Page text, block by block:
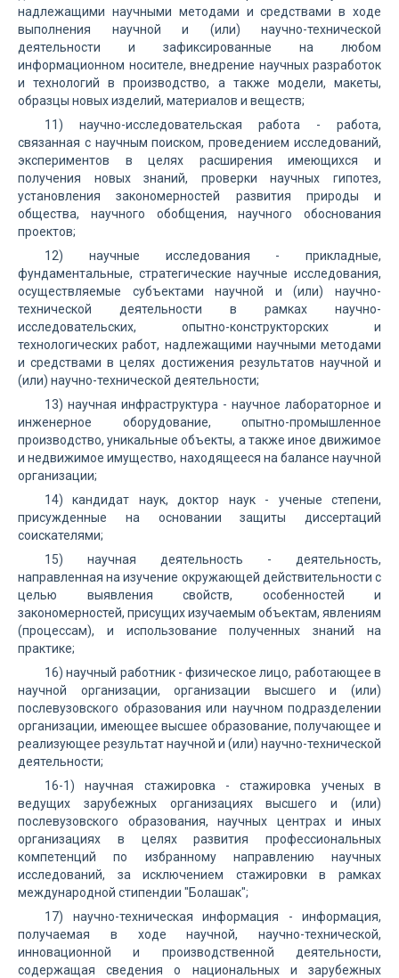
надлежащими научными методами и средствами в ходе
выполнения научной и (или) научно-технической
деятельности и зафиксированные на любом
информационном носителе, внедрение научных разработок
и технологий в производство, а также модели, макеты,
образцы новых изделий, материалов и веществ;
11) научно-исследовательская работа - работа,
связанная с научным поиском, проведением исследований,
экспериментов в целях расширения имеющихся и
получения новых знаний, проверки научных гипотез,
установления закономерностей развития природы и
общества, научного обобщения, научного обоснования
проектов;
12) научные исследования - прикладные,
фундаментальные, стратегические научные исследования,
осуществляемые субъектами научной и (или) научно-
технической деятельности в рамках научно-
исследовательских, опытно-конструкторских и
технологических работ, надлежащими научными методами
и средствами в целях достижения результатов научной и
(или) научно-технической деятельности;
13) научная инфраструктура - научное лабораторное и
инженерное оборудование, опытно-промышленное
производство, уникальные объекты, а также иное движимое
и недвижимое имущество, находящееся на балансе научной
организации;
14) кандидат наук, доктор наук - ученые степени,
присужденные на основании защиты диссертаций
соискателями;
15) научная деятельность - деятельность,
направленная на изучение окружающей действительности с
целью выявления свойств, особенностей и
закономерностей, присущих изучаемым объектам, явлениям
(процессам), и использование полученных знаний на
практике;
16) научный работник - физическое лицо, работающее в
научной организации, организации высшего и (или)
послевузовского образования или научном подразделении
организации, имеющее высшее образование, получающее и
реализующее результат научной и (или) научно-технической
деятельности;
16-1) научная стажировка - стажировка ученых в
ведущих зарубежных организациях высшего и (или)
послевузовского образования, научных центрах и иных
организациях в целях развития профессиональных
компетенций по избранному направлению научных
исследований, за исключением стажировки в рамках
международной стипендии "Болашак";
17) научно-техническая информация - информация,
получаемая в ходе научной, научно-технической,
инновационной и производственной деятельности,
содержащая сведения о национальных и зарубежных